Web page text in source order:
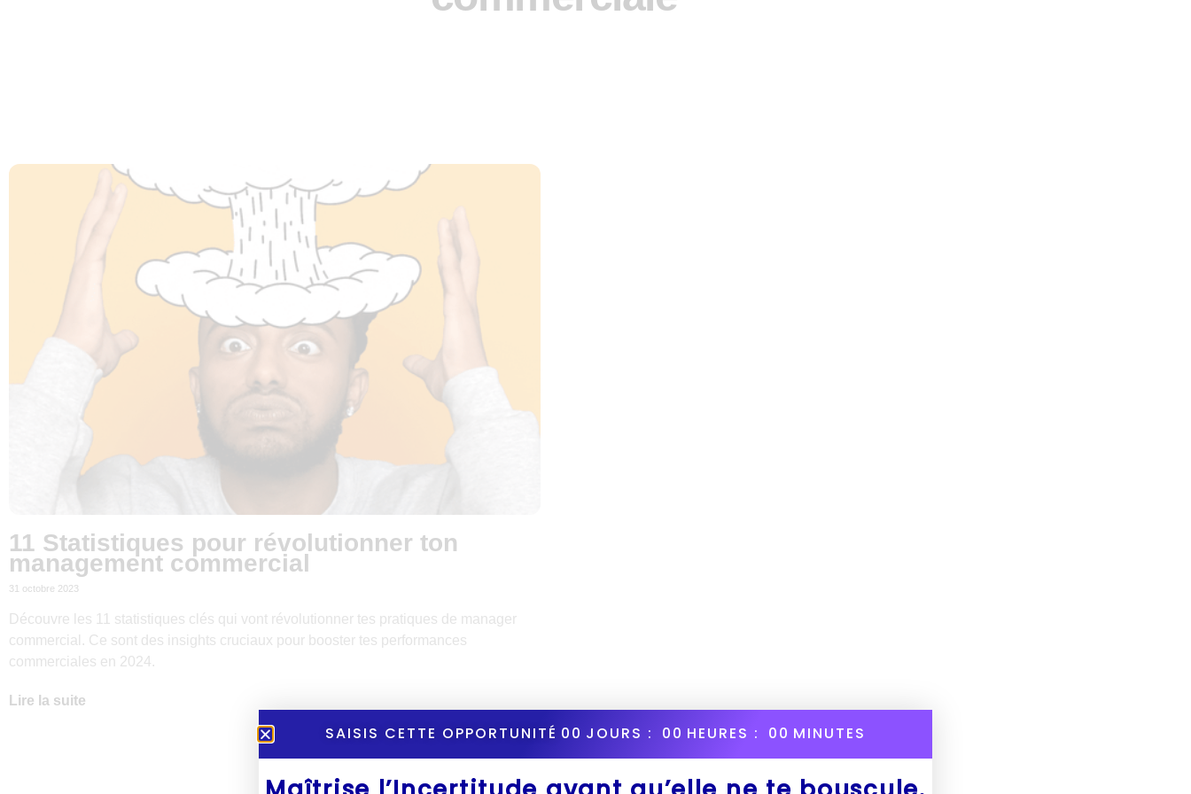
11 Statistiques pour révolutionner ton
management commercial
31 octobre 2023
Découvre les 11 statistiques clés qui vont révolutionner tes pratiques de manager
commercial. Ce sont des insights cruciaux pour booster tes performances
commerciales en 2024.
Lire la suite
SAISIS CETTE OPPORTUNITÉ 00 JOURS : 00 HEURES : 00 MINUTES